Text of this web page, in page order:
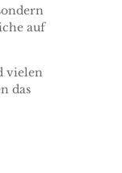
auf
vielen
das